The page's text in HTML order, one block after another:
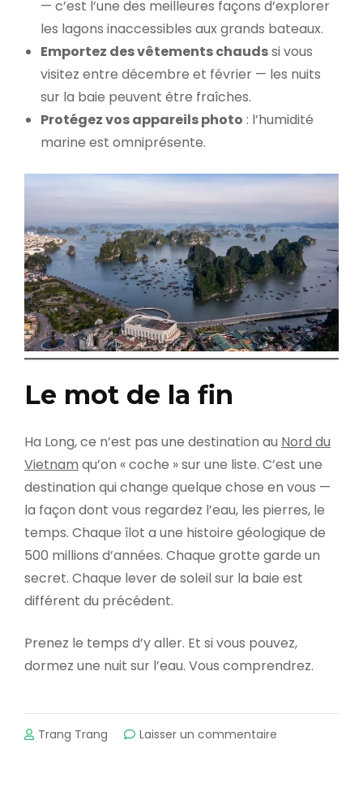
— c’est l’une des meilleures façons d’explorer
les lagons inaccessibles aux grands bateaux.
Emportez des vêtements chaudssi vous
visitez entre décembre et février — les nuits
sur la baie peuvent être fraîches.
Protégez vos appareils photo : l’humidité
marine est omniprésente.
Le mot de la fin
Ha Long, ce n’est pas une destination au Nord du
Vietnam qu’on « coche » sur une liste. C’est une
destination qui change quelque chose en vous —
la façon dont vous regardez l’eau, les pierres, le
temps. Chaque îlot a une histoire géologique de
500 millions d’années. Chaque grotte garde un
secret. Chaque lever de soleil sur la baie est
différent du précédent.
Prenez le temps d’y aller. Et si vous pouvez,
dormez une nuit sur l’eau. Vous comprendrez.
Trang Trang Laisser un commentaire